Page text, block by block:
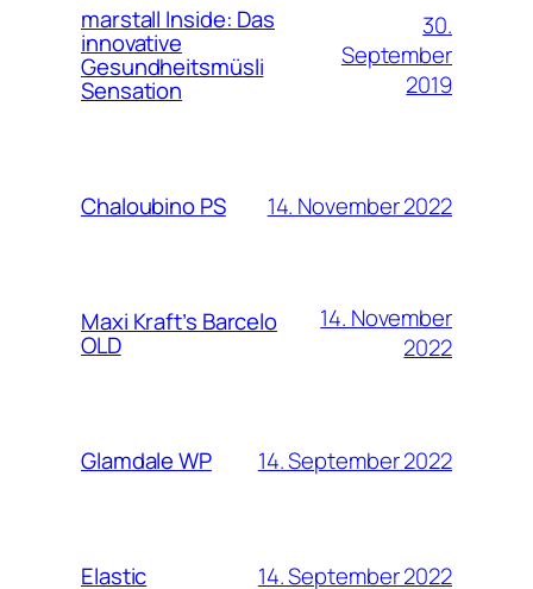
marstall Inside: Das
innovative
Gesundheitsmüsli
Sensation
30.
September
2019
Chaloubino PS 14. November 2022
Maxi Kraft’s Barcelo
OLD
14. November
2022
Glamdale WP 14. September 2022
Elastic 14. September 2022